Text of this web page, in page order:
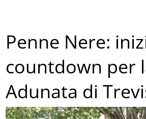
Penne Nere:
countdown per
Adunata di